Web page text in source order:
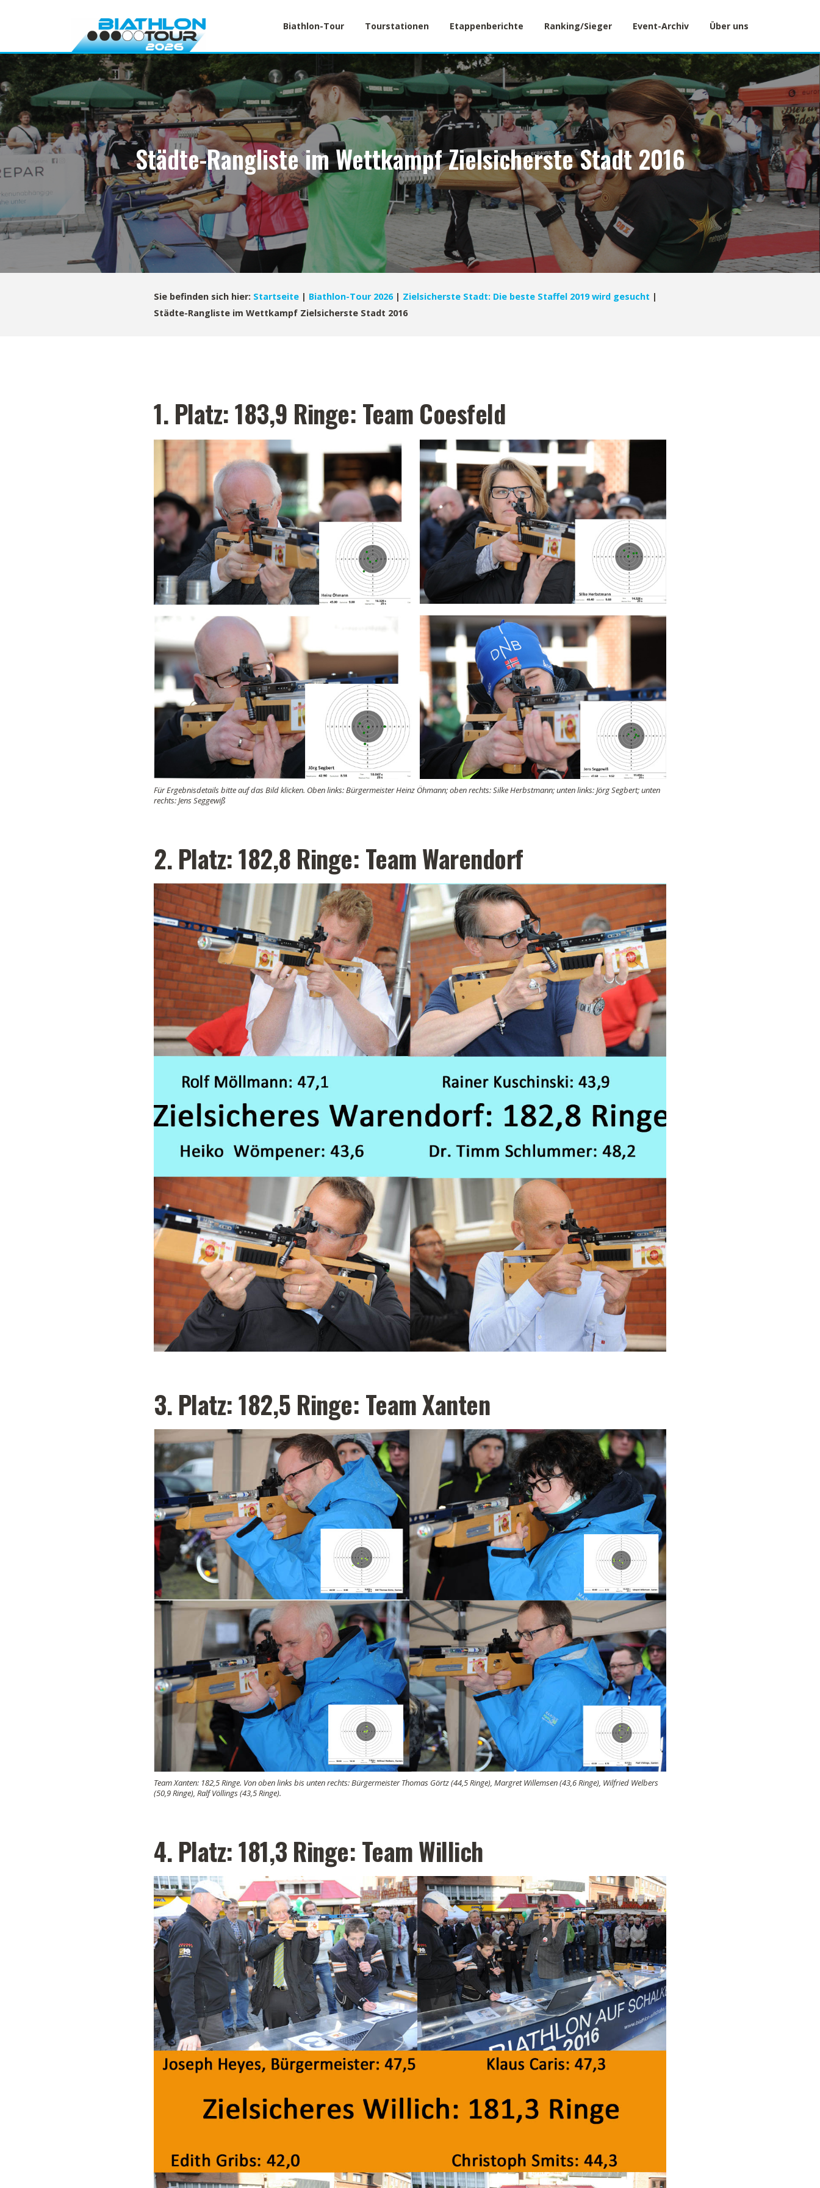
Biathlon-Tour Tourstationen Etappenberichte Ranking/Sieger Event-Archiv Über uns
Städte-Rangliste im Wettkampf Zielsicherste Stadt 2016
Sie befinden sich hier: Startseite | Biathlon-Tour 2026| Zielsicherste Stadt: Die beste Staffel 2019 wird gesucht |
Städte-Rangliste im Wettkampf Zielsicherste Stadt 2016
1. Platz: 183,9 Ringe: Team Coesfeld
Für Ergebnisdetails bitte auf das Bild klicken. Oben links: Bürgermeister Heinz Öhmann; oben rechts: Silke Herbstmann; unten links: Jörg Segbert; unten
rechts: Jens Seggewiß
2. Platz: 182,8 Ringe: Team Warendorf
3. Platz: 182,5 Ringe: Team Xanten
Team Xanten: 182,5 Ringe. Von oben links bis unten rechts: Bürgermeister Thomas Görtz (44,5 Ringe), Margret Willemsen (43,6 Ringe), Wilfried Welbers
(50,9 Ringe), Ralf Völlings (43,5 Ringe).
4. Platz: 181,3 Ringe: Team Willich